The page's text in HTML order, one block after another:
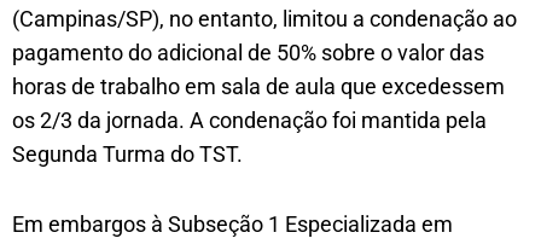
(Campinas/SP), no entanto, limitou a condenação ao
pagamento do adicional de 50% sobre o valor das
horas de trabalho em sala de aula que excedessem
os 2/3 da jornada. A condenação foi mantida pela
Segunda Turma do TST.
Em embargos à Subseção 1 Especializada em